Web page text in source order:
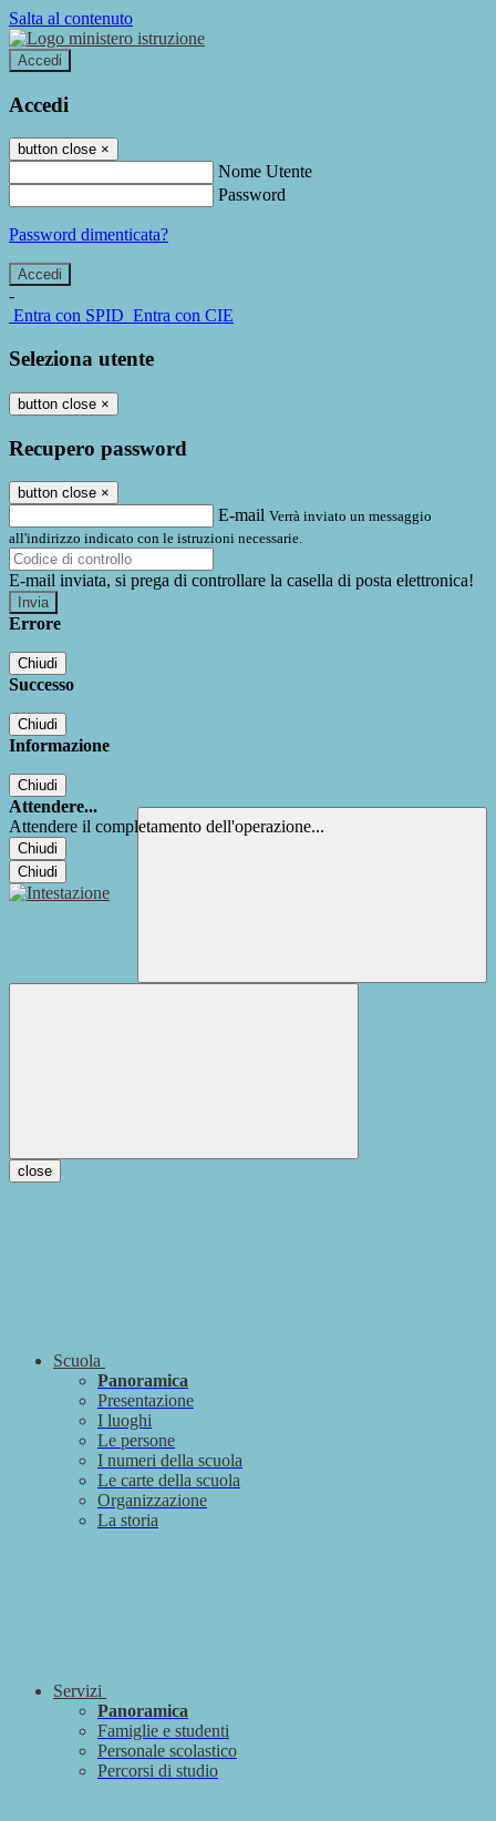
Salta al contenuto
Accedi
Accedi
button close ×
Nome Utente
Password
Password dimenticata?
-
Entra con SPID Entra con CIE
Seleziona utente
button close ×
Recupero password
button close ×
E-mail Verrà inviato un messaggio
all'indirizzo indicato con le istruzioni necessarie.
E-mail inviata, si prega di controllare la casella di posta elettronica!
Errore
Chiudi
Successo
Chiudi
Informazione
Chiudi
Attendere...
Attendere il completamento dell'operazione...
Chiudi
Chiudi
close
Scuola
Panoramica
Presentazione
I luoghi
Le persone
I numeri della scuola
Le carte della scuola
Organizzazione
La storia
Servizi
Panoramica
Famiglie e studenti
Personale scolastico
Percorsi di studio